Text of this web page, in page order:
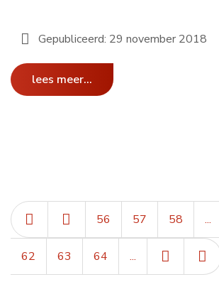
Gepubliceerd: 29 november 2018
lees meer...
56 57 58 ...
62 63 64 ...